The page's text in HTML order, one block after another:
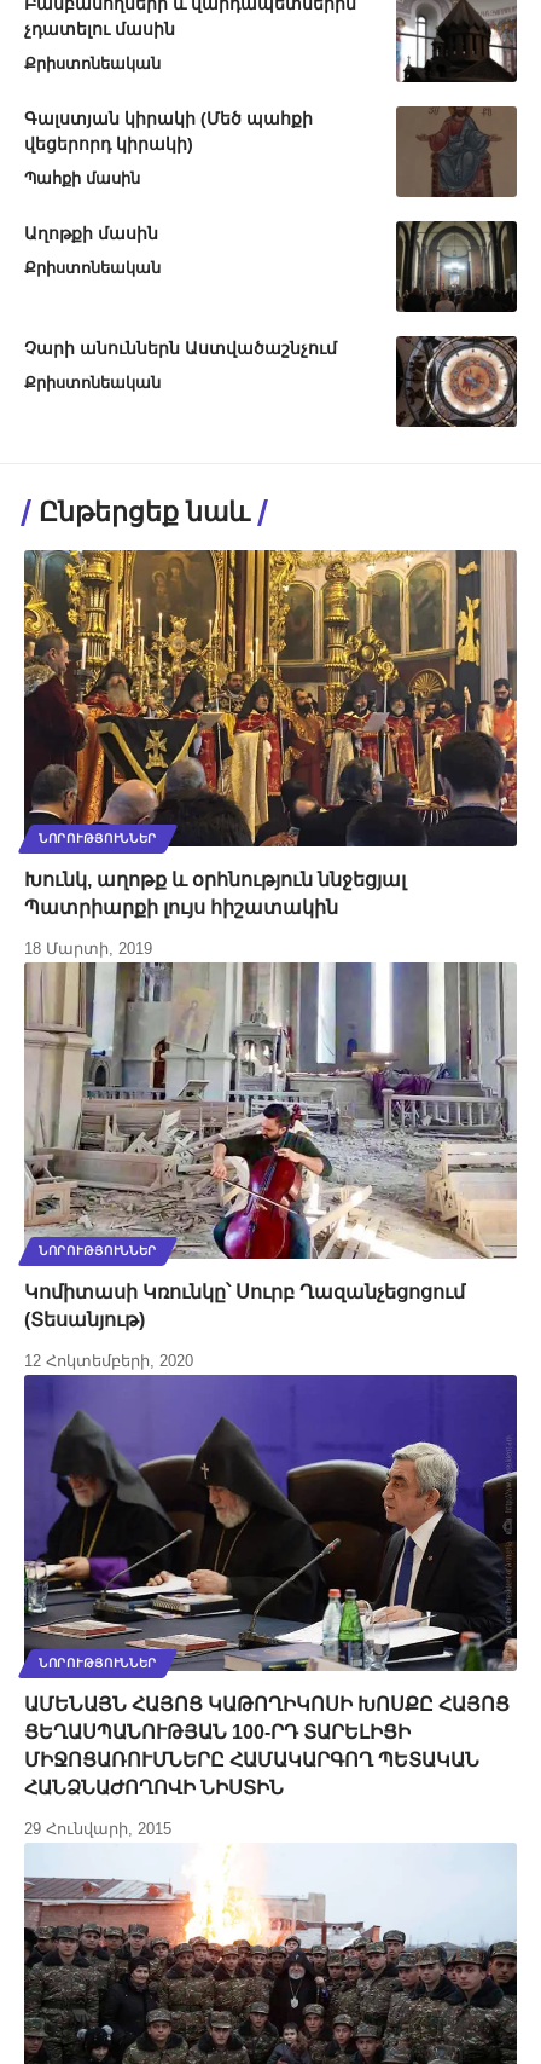
չդատելու մասին
Քրիստոնեական
Գալստյան կիրակի (Մեծ պահքի
վեցերորդ կիրակի)
Պահքի մասին
Աղոթքի մասին
Քրիստոնեական
Չարի անուններն Աստվածաշնչում
Քրիստոնեական
Ընթերցեք նաև
ՆՈՐՈՒԹՅՈՒՆՆԵՐ
Խունկ, աղոթք և օրհնություն ննջեցյալ
Պատրիարքի լույս հիշատակին
18 Մարտի, 2019
ՆՈՐՈՒԹՅՈՒՆՆԵՐ
Կոմիտասի Կռունկը՝ Սուրբ Ղազանչեցոցում
(Տեսանյութ)
12 Հոկտեմբերի, 2020
ՆՈՐՈՒԹՅՈՒՆՆԵՐ
ԱՄԵՆԱՅՆ ՀԱՅՈՑ ԿԱԹՈՂԻԿՈՍԻ ԽՈՍՔԸ ՀԱՅՈՑ
ՑԵՂԱՍՊԱՆՈՒԹՅԱՆ 100-ՐԴ ՏԱՐԵԼԻՑԻ
ՄԻՋՈՑԱՌՈՒՄՆԵՐԸ ՀԱՄԱԿԱՐԳՈՂ ՊԵՏԱԿԱՆ
ՀԱՆՁՆԱԺՈՂՈՎԻ ՆԻՍՏԻՆ
29 Հունվարի, 2015